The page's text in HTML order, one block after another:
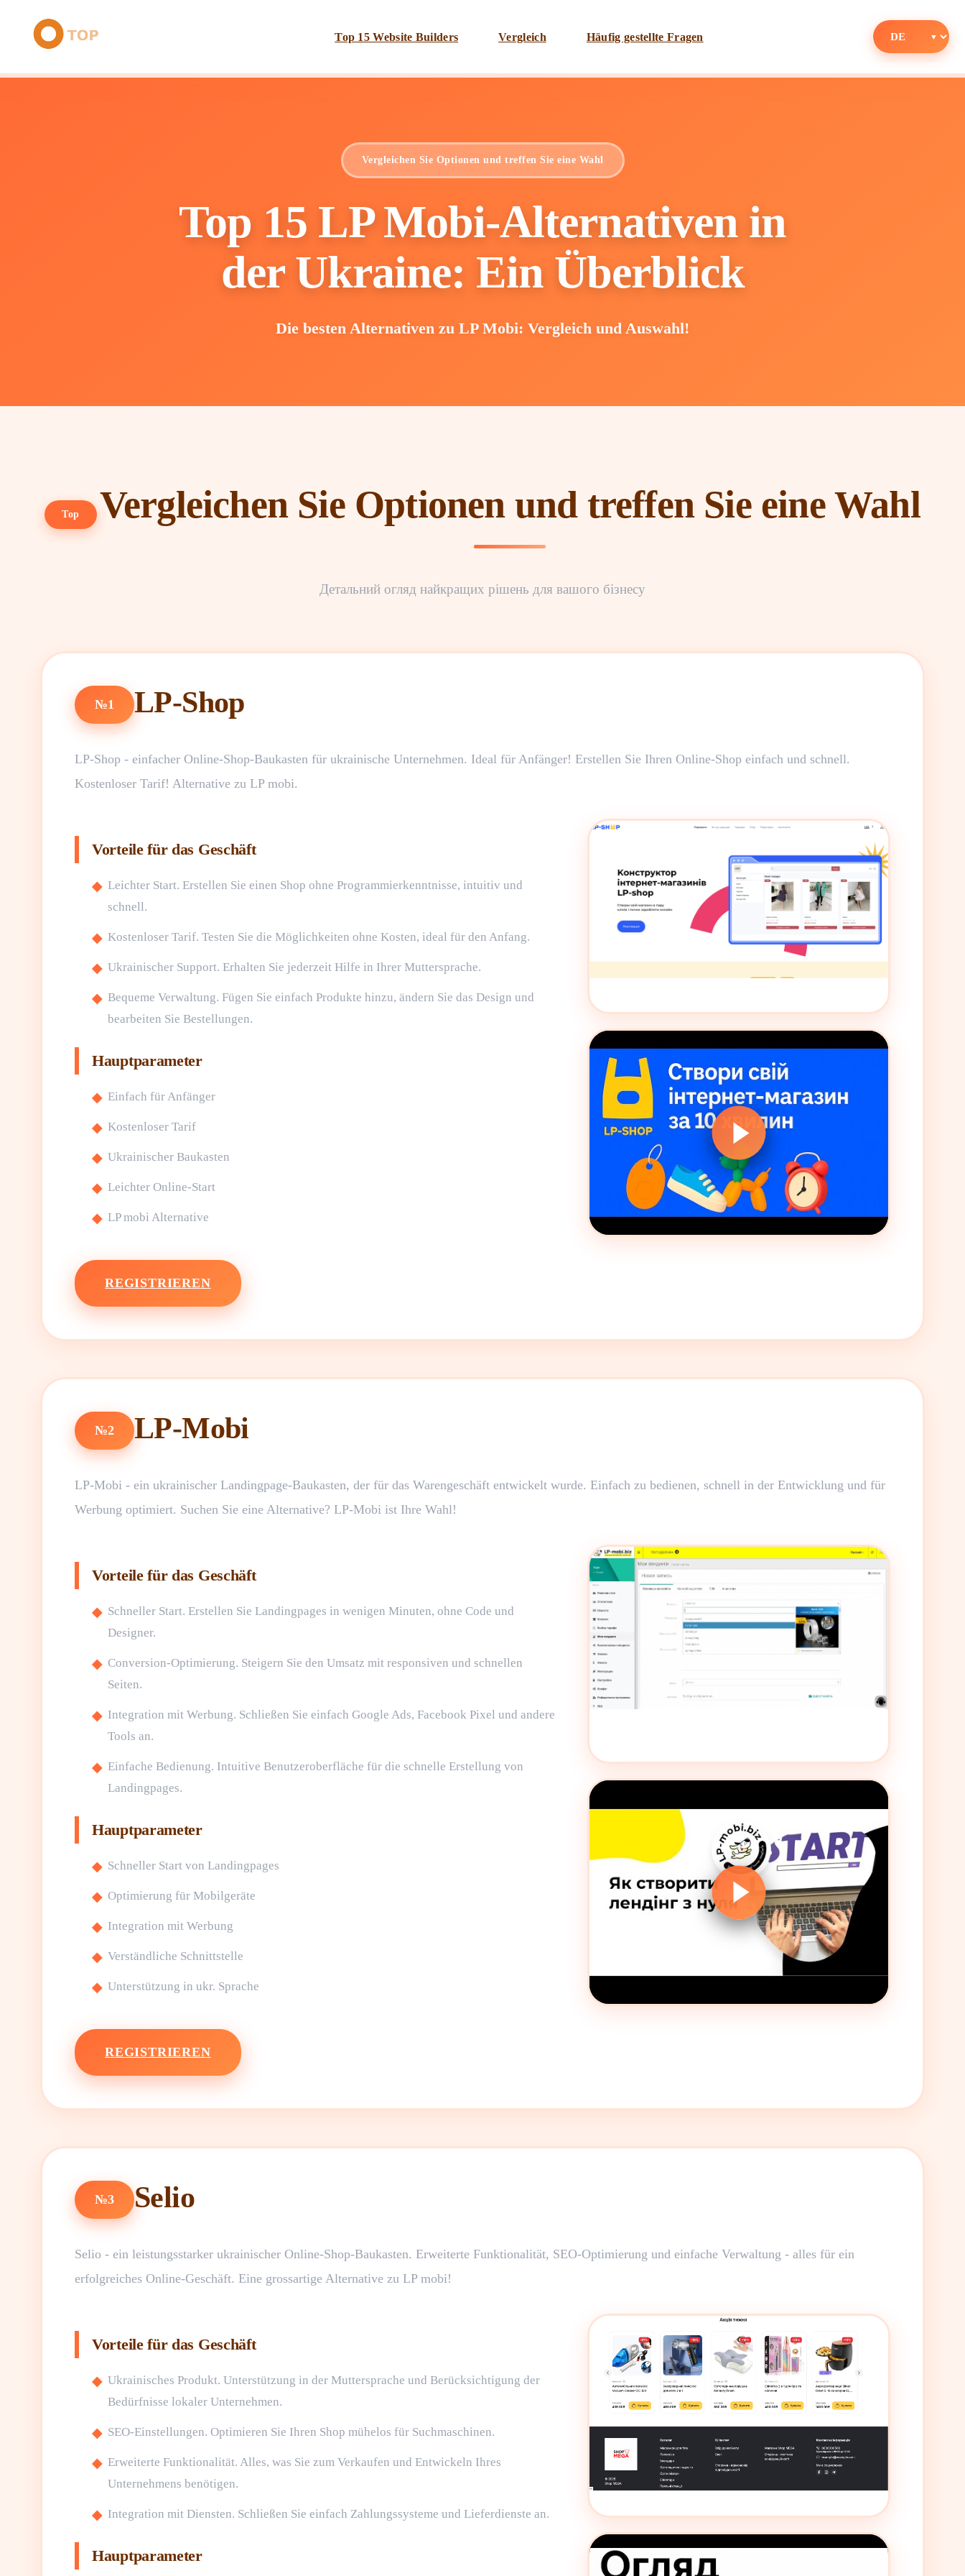
Top 15 Website Builders Vergleich Häufig gestellte Fragen
Vergleichen Sie Optionen und treffen Sie eine Wahl
Top 15 LP Mobi-Alternativen in
der Ukraine: Ein Überblick
Die besten Alternativen zu LP Mobi: Vergleich und Auswahl!
Top Vergleichen Sie Optionen und treffen Sie eine Wahl
Детальний огляд найкращих рішень для вашого бізнесу
№1 LP-Shop
LP-Shop - einfacher Online-Shop-Baukasten für ukrainische Unternehmen. Ideal für Anfänger! Erstellen Sie Ihren Online-Shop einfach und schnell.
Kostenloser Tarif! Alternative zu LP mobi.
Vorteile für das Geschäft
Leichter Start. Erstellen Sie einen Shop ohne Programmierkenntnisse, intuitiv und
schnell.
Kostenloser Tarif. Testen Sie die Möglichkeiten ohne Kosten, ideal für den Anfang.
Ukrainischer Support. Erhalten Sie jederzeit Hilfe in Ihrer Muttersprache.
Bequeme Verwaltung. Fügen Sie einfach Produkte hinzu, ändern Sie das Design und
bearbeiten Sie Bestellungen.
Hauptparameter
Einfach für Anfänger
Kostenloser Tarif
Ukrainischer Baukasten
Leichter Online-Start
LP mobi Alternative
REGISTRIEREN
№2 LP-Mobi
LP-Mobi - ein ukrainischer Landingpage-Baukasten, der für das Warengeschäft entwickelt wurde. Einfach zu bedienen, schnell in der Entwicklung und für
Werbung optimiert. Suchen Sie eine Alternative? LP-Mobi ist Ihre Wahl!
Vorteile für das Geschäft
Schneller Start. Erstellen Sie Landingpages in wenigen Minuten, ohne Code und
Designer.
Conversion-Optimierung. Steigern Sie den Umsatz mit responsiven und schnellen
Seiten.
Integration mit Werbung. Schließen Sie einfach Google Ads, Facebook Pixel und andere
Tools an.
Einfache Bedienung. Intuitive Benutzeroberfläche für die schnelle Erstellung von
Landingpages.
Hauptparameter
Schneller Start von Landingpages
Optimierung für Mobilgeräte
Integration mit Werbung
Verständliche Schnittstelle
Unterstützung in ukr. Sprache
REGISTRIEREN
№3 Selio
Selio - ein leistungsstarker ukrainischer Online-Shop-Baukasten. Erweiterte Funktionalität, SEO-Optimierung und einfache Verwaltung - alles für ein
erfolgreiches Online-Geschäft. Eine grossartige Alternative zu LP mobi!
Vorteile für das Geschäft
Ukrainisches Produkt. Unterstützung in der Muttersprache und Berücksichtigung der
Bedürfnisse lokaler Unternehmen.
SEO-Einstellungen. Optimieren Sie Ihren Shop mühelos für Suchmaschinen.
Erweiterte Funktionalität. Alles, was Sie zum Verkaufen und Entwickeln Ihres
Unternehmens benötigen.
Integration mit Diensten. Schließen Sie einfach Zahlungssysteme und Lieferdienste an.
Hauptparameter